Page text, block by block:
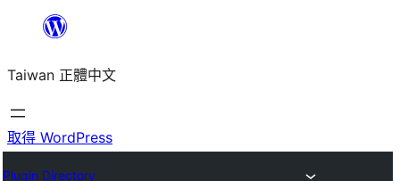
主
要
內
Taiwan 正體中文
取得 WordPress
Plugin Directory